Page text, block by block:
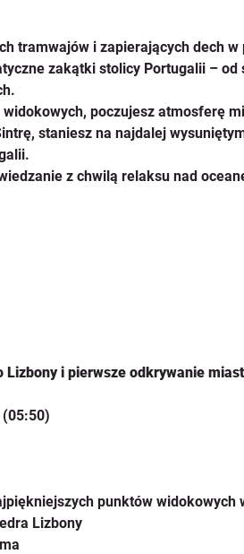
tramwajów i zapierających dech
zakątki stolicy Portugalii –
poczujesz atmosferę
staniesz na najdalej
z chwilą relaksu nad
Lizbony i pierwsze odkrywanie
punktów widokowych
Lizbony